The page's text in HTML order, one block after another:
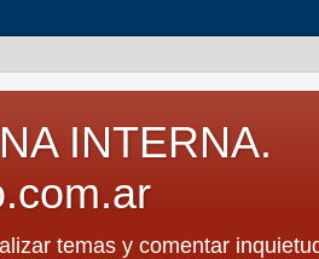
INTERNA.
temas y comentar